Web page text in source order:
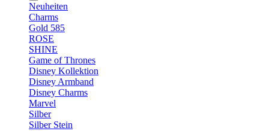
Neuheiten
Charms
Gold 585
ROSE
SHINE
Game of Thrones
Disney Kollektion
Disney Armband
Disney Charms
Marvel
Silber
Silber Stein